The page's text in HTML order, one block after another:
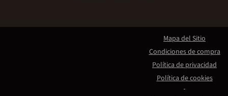
Mapa del Sitio
Condiciones de compra
Política de privacidad
Política de cookies